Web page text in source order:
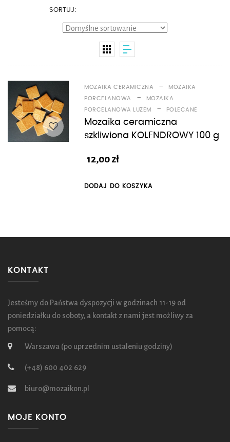
SORTUJ:
MOZAIKA CERAMICZNA -
MOZAIKA
PORCELANOWA
-
MOZAIKA
PORCELANOWA LUZEM
- POLECANE
Mozaika ceramiczna
szkliwiona KOLENDROWY 100 g
12,00zł
DODAJ DO KOSZYKA
KONTAKT
Jesteśmy do Państwa dyspozycji w godzinach 11-19 od
poniedziałku do soboty, a kontakt z nami jest możliwy za
pomocą:
Warszawa (po uprzednim ustaleniu godziny)
(+48) 600 402 629
biuro@mozaikon.pl
MOJE KONTO